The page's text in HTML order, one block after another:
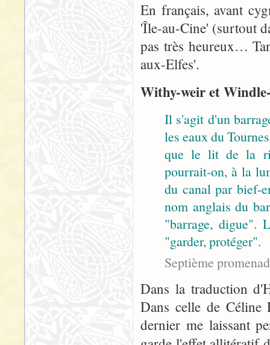
En français, avant
'Île-au-Cine' (surtout
pas très heureux…
aux-Elfes'.
Withy-weir et
Il s'agit d'un
les eaux du
que le lit de la
pourrait-on, à la
du canal par bief-
nom anglais du
"barrage, digue".
"garder, protéger".
Septième
Dans la traduction
Dans celle de
dernier me laissant